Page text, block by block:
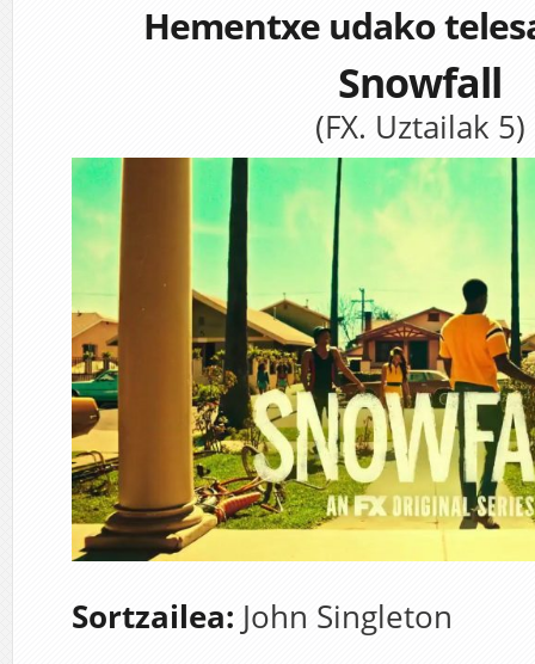
Hementxe udako
Snowfall
(FX. Uztailak 5)
Sortzailea: John Singleton